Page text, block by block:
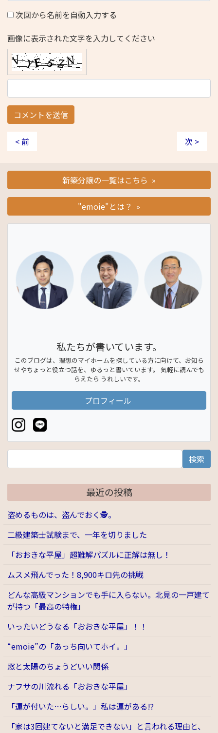
次回から名前を自動入力する
画像に表示された文字を入力してください
< 前 次 >
新築分譲の一覧はこちら »
"emoie"とは？ »
私たちが書いています。
このブログは、理想のマイホームを探している方に向けて、お知ら
せやちょっと役立つ話を、ゆるっと書いています。 気軽に読んでも
らえたら うれしいです。
プロフィール
検索
最近の投稿
盗めるものは、盗んでおく🕵️。
二級建築士試験まで、一年を切りました
「おおきな平屋」超難解パズルに正解は無し！
ムスメ飛んでった！8,900キロ先の挑戦
どんな高級マンションでも手に入らない。北見の一戸建て
が持つ「最高の特権」
いったいどうなる「おおきな平屋」！！
“emoie”の「あっち向いてホイ。」
窓と太陽のちょうどいい関係
ナフサの川流れる「おおきな平屋」
「運が付いた…らしい。」私は運がある!?
「家は3回建てないと満足できない」と言われる理由と、